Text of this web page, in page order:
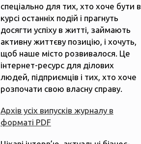
спеціально для тих, хто хоче бути в
курсі останніх подій і прагнуть
досягти успіху в житті, займають
активну життєву позицію, і хочуть,
щоб наше місто розвивалося. Це
інтернет-ресурс для ділових
людей, підприємців і тих, хто хоче
розпочати свою власну справу.
Архів усіх випусків журналу в
форматі PDF